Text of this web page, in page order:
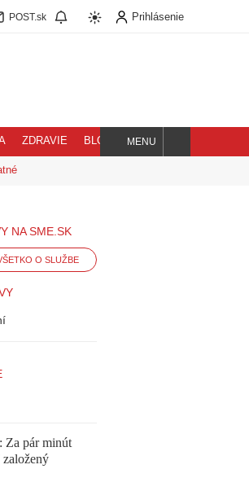
POST.sk Prihlásenie
ZDRAVIE BLOG
Hľadaj
MENU
NA SME.SK
O SLUŽBE
Za pár minút